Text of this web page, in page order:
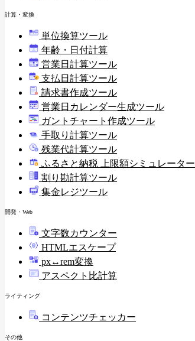
計算・変換
単位換算ツール
年齢・日付計算
営業日計算ツール
¥ 支払日計算ツール
印
請求書作成ツール
営業日カレンダー生成ツール
ガントチャート作成ツール
手取り計算ツール
残業代計算ツール
ふるさと納税 上限額シミュレーター
割り勘計算ツール
集金レジツール
開発・Web
文字数カウンター
HTMLエスケープ
px↔rem変換
アスペクト比計算
ライティング
コンテンツチェッカー
その他